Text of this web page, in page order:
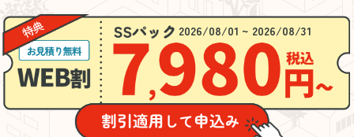
2026/08/01 ~ 2026/08/31